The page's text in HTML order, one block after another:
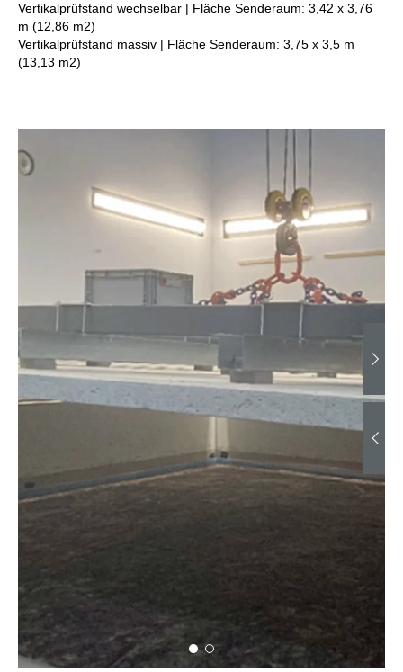
Vertikalprüfstand wechselbar | Fläche Senderaum: 3,42 x 3,76
m (12,86 m2)
Vertikalprüfstand massiv | Fläche Senderaum: 3,75 x 3,5 m
(13,13 m2)